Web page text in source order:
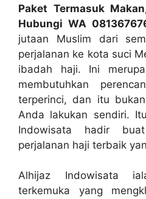
Paket Termasuk
Hubungi WA
jutaan Muslim dari
perjalanan ke kota suci
ibadah haji. Ini
membutuhkan
terperinci, dan itu
Anda lakukan sendiri.
Indowisata hadir
perjalanan haji terbaik
Alhijaz Indowisata
terkemuka yang